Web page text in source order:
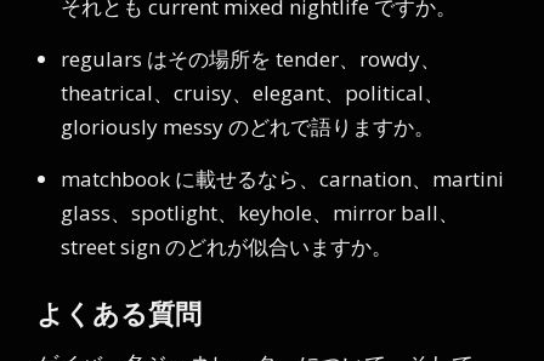
それとも current mixed nightlife ですか。
regulars はその場所を tender、rowdy、
theatrical、cruisy、elegant、political、
gloriously messy のどれで語りますか。
matchbook に載せるなら、carnation、martini
glass、spotlight、keyhole、mirror ball、
street sign のどれが似合いますか。
よくある質問